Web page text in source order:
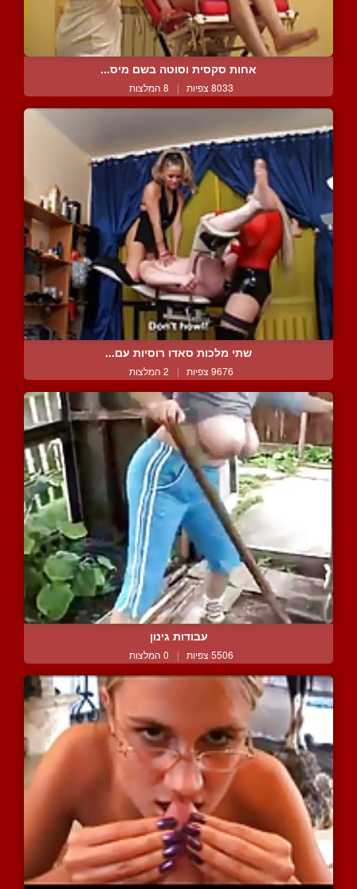
אחות סקסית וסוטה בשם מיס...
8033 צפיות | 8 המלצות
שתי מלכות סאדו רוסיות עם...
9676 צפיות | 2 המלצות
עבודות גינון
5506 צפיות | 0 המלצות